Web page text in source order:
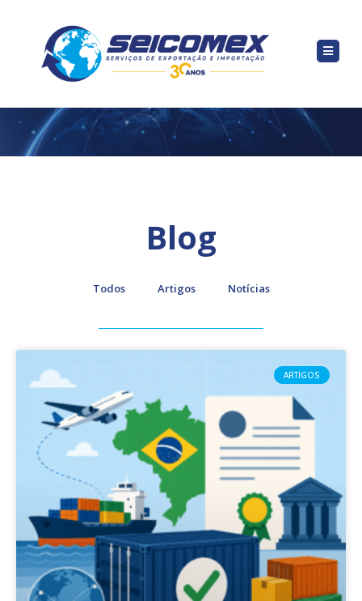
Blog
Todos Artigos Notícias
ARTIGOS